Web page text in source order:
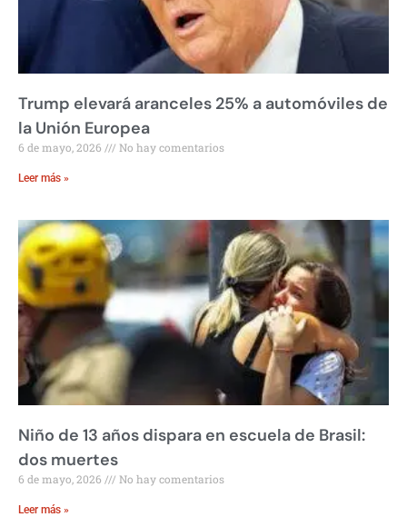
Trump elevará aranceles 25% a automóviles de
la Unión Europea
6 de mayo, 2026 No hay comentarios
Leer más »
Niño de 13 años dispara en escuela de Brasil:
dos muertes
6 de mayo, 2026 No hay comentarios
Leer más »